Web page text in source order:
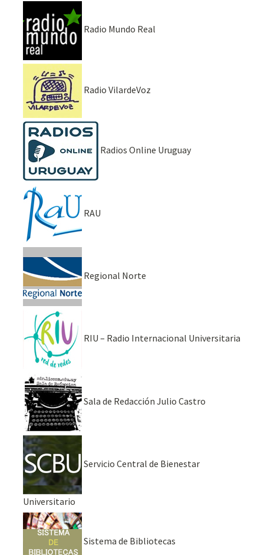
Radio Mundo Real
Radio VilardeVoz
Radios Online Uruguay
RAU
Regional Norte
RIU – Radio Internacional Universitaria
Sala de Redacción Julio Castro
Servicio Central de Bienestar
Universitario
Sistema de Bibliotecas